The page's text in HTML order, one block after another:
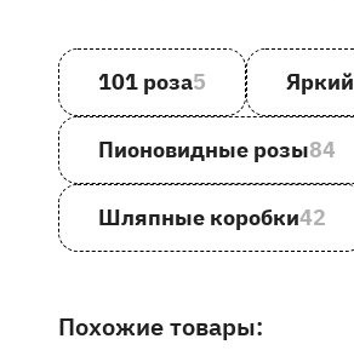
101 роза5 Яркий
Пионовидные розы84
Шляпные коробки42
Похожие товары: